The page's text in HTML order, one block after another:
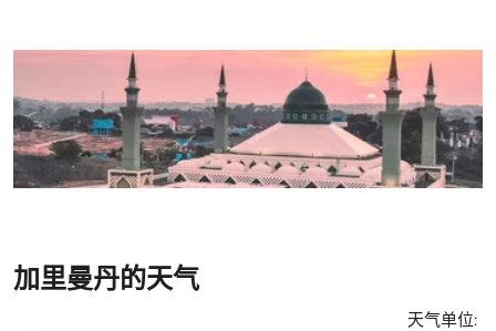
加里曼丹的天气
天气单位: